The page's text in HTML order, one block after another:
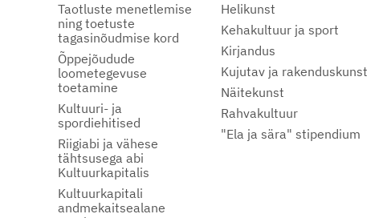
Taotluste menetlemise
ning toetuste
tagasinõudmise kord
Õppejõudude
loometegevuse
toetamine
Kultuuri- ja
spordiehitised
Riigiabi ja vähese
tähtsusega abi
Kultuurkapitalis
Kultuurkapitali
andmekaitsealane
Helikunst
Kehakultuur ja sport
Kirjandus
Kujutav ja rakenduskunst
Näitekunst
Rahvakultuur
"Ela ja sära" stipendium